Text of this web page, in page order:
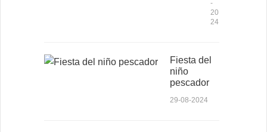
-
20
24
Fiesta del
niño
pescador
29-08-2024